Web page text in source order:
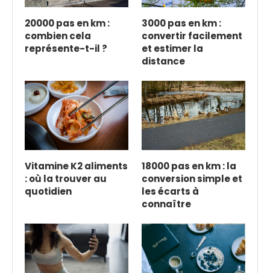
20000 pas en km :
combien cela
représente-t-il ?
3000 pas en km :
convertir facilement
et estimer la
distance
Vitamine K2 aliments
: où la trouver au
quotidien
18000 pas en km : la
conversion simple et
les écarts à
connaître